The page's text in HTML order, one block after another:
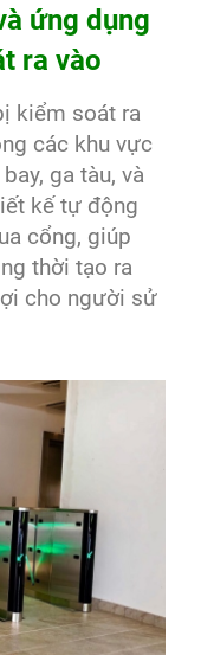
ứng dụng
ra vào
kiểm soát ra
các khu vực
ga tàu, và
kế tự động
cổng, giúp
thời tạo ra
cho người sử